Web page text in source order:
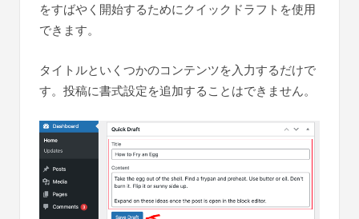
をすばやく開始するためにクイックドラフトを使用
できます。
タイトルといくつかのコンテンツを入力するだけで
す。投稿に書式設定を追加することはできません。